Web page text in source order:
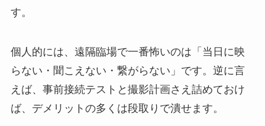
す。
個人的には、遠隔臨場で一番怖いのは「当日に映
らない・聞こえない・繋がらない」です。逆に言
えば、事前接続テストと撮影計画さえ詰めておけ
ば、デメリットの多くは段取りで潰せます。